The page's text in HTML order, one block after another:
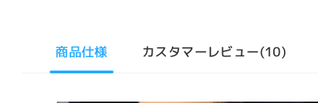
商品仕様 カスタマーレビュー(10)